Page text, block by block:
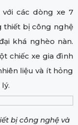
với các dòng xe 7
thiết bị công nghệ
khá nghèo nàn.
chiếc xe gia đình
liệu và ít hỏng
bị công nghệ và